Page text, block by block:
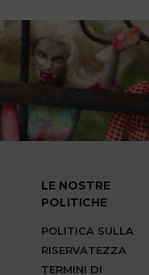
LE NOSTRE
POLITICHE
POLITICA SULLA
RISERVATEZZA
TERMINI DI